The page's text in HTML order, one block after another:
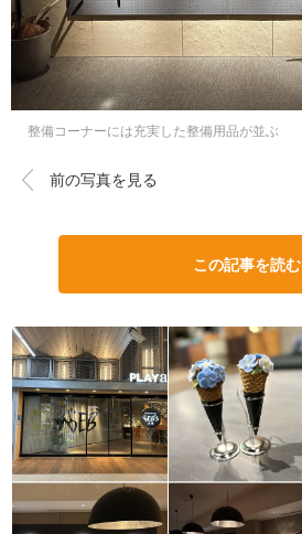
整備コーナーには充実した整備用品が並ぶ
前の写真を見る
この記事を読む